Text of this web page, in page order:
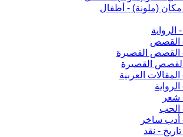
(ملونة) - أطفال
الرواية
- القصص
- القصص القصيرة
القصص القصيرة
العربية
شعر
الحب
أدب ساخر
- نقد